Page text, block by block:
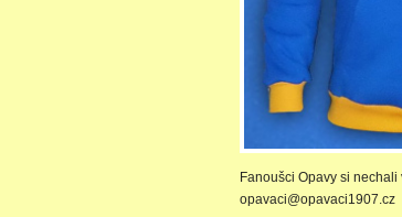
Fanoušci Opavy si
opavaci@opavaci1907.cz